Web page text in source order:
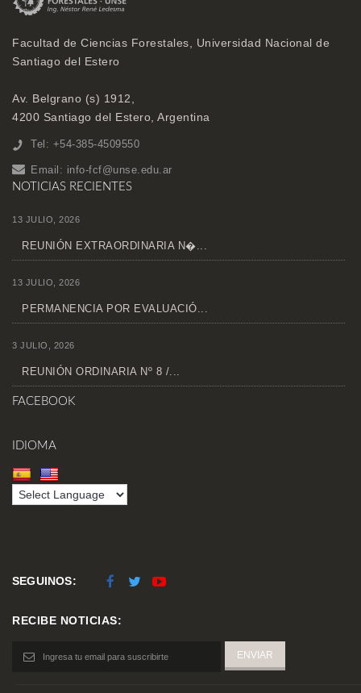
Facultad de Ciencias Forestales, Universidad Nacional de
Santiago del Estero
Av. Belgrano (s) 1912,
4200 Santiago del Estero, Argentina
Tel: +54-385-4509550
Email: info-fcf@unse.edu.ar
NOTICIAS RECIENTES
13 JULIO, 2026
REUNIÓN EXTRAORDINARIA N�...
13 JULIO, 2026
PERMANENCIA POR EVALUACIÓ...
3 JULIO, 2026
REUNIÓN ORDINARIA Nº 8 /...
FACEBOOK
IDIOMA
SEGUINOS:
RECIBE NOTICIAS: